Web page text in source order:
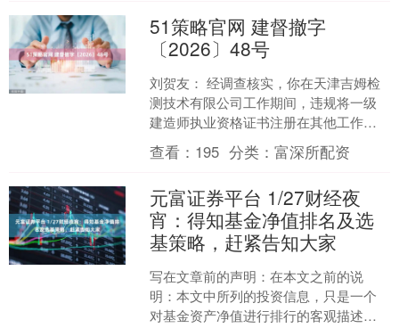
51策略官网 建督撤字
〔2026〕48号
刘贺友： 经调查核实，你在天津吉姆检
测技术有限公司工作期间，违规将一级
建造师执业资格证书注册在其他工作单
位，存在以欺骗等不正当手段取得注册
证书的行为。 我部依法....
查看： 195 分类：富深所配资
元富证券平台 1/27财经夜
宵：得知基金净值排名及选
基策略，赶紧告知大家
写在文章前的声明：在本文之前的说
明：本文中所列的投资信息，只是一个
对基金资产净值进行排行的客观描述，